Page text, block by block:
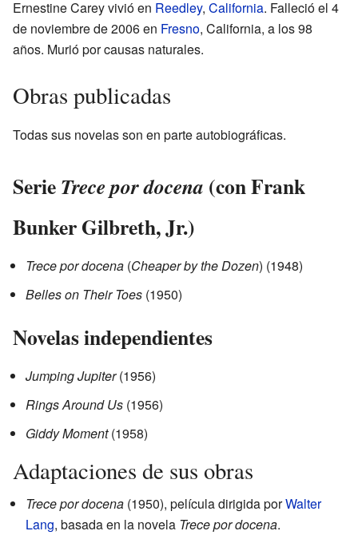
Ernestine Carey vivió en Reedley, California. Falleció el 4
de noviembre de 2006 en Fresno, California, a los 98
años. Murió por causas naturales.
Obras publicadas
Todas sus novelas son en parte autobiográficas.
SerieTrece por docena (con Frank
Bunker Gilbreth, Jr.)
Trece por docena (Cheaper by the Dozen) (1948)
Belles on Their Toes (1950)
Novelas independientes
Jumping Jupiter(1956)
Rings Around Us (1956)
Giddy Moment(1958)
Adaptaciones de sus obras
Trece por docena (1950), película dirigida porWalter
Lang, basada en la novela Trece por docena.